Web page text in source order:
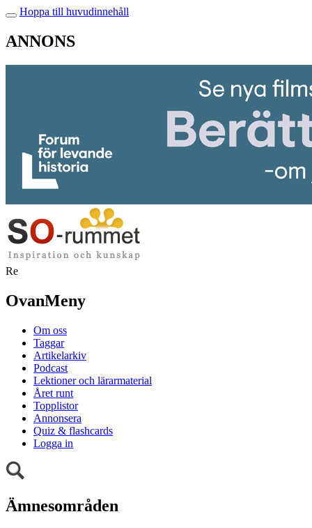
Hoppa till huvudinnehåll
ANNONS
Re
OvanMeny
Om oss
Taggar
Artikelarkiv
Podcast
Lektioner och lärarmaterial
Året runt
Topplistor
Annonsera
Quiz & flashcards
Logga in
Ämnesområden